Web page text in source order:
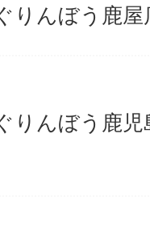
りんぼう鹿
りんぼう鹿